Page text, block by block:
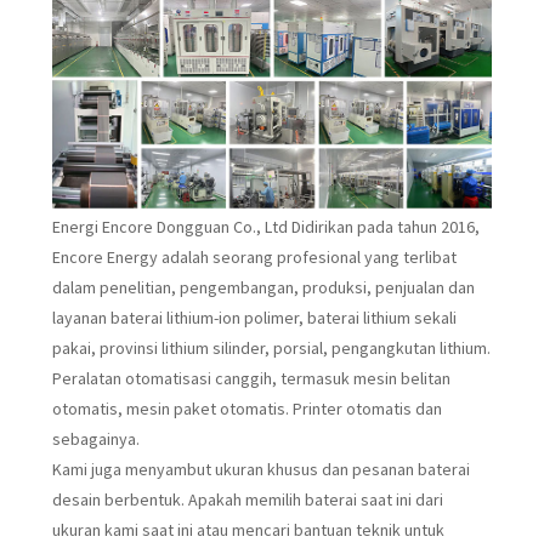
Energi Encore Dongguan Co., Ltd Didirikan pada tahun 2016,
Encore Energy adalah seorang profesional yang terlibat
dalam penelitian, pengembangan, produksi, penjualan dan
layanan baterai lithium-ion polimer, baterai lithium sekali
pakai, provinsi lithium silinder, porsial, pengangkutan lithium.
Peralatan otomatisasi canggih, termasuk mesin belitan
otomatis, mesin paket otomatis. Printer otomatis dan
sebagainya.
Kami juga menyambut ukuran khusus dan pesanan baterai
desain berbentuk. Apakah memilih baterai saat ini dari
ukuran kami saat ini atau mencari bantuan teknik untuk